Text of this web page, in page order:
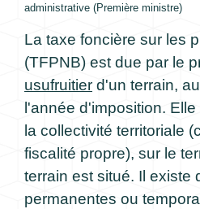
administrative (Première ministre)
La taxe foncière sur les
(TFPNB) est due par le
usufruitier d'un terrain,
l'année d'imposition.
la collectivité territoriale
fiscalité propre), sur le
terrain est situé. Il existe
permanentes ou